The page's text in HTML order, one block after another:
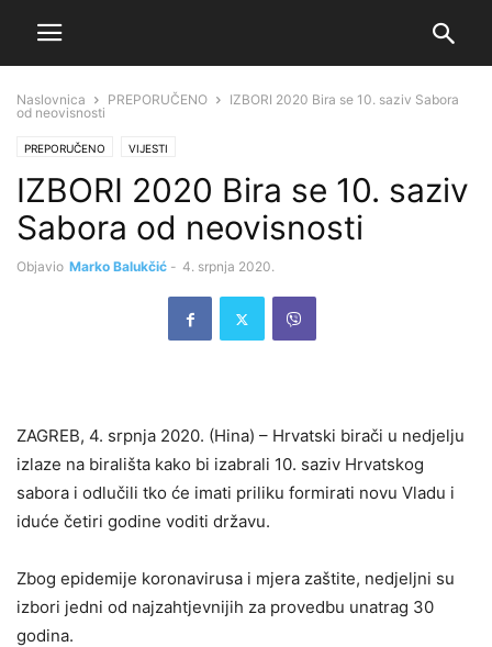
Naslovnica PREPORUČENO
IZBORI 2020 Bira se 10. saziv Sabora
od neovisnosti
PREPORUČENO VIJESTI
IZBORI 2020 Bira se 10. saziv
Sabora od neovisnosti
Objavio Marko Balukčić - 4. srpnja 2020.
ZAGREB, 4. srpnja 2020. (Hina) – Hrvatski birači u nedjelju
izlaze na birališta kako bi izabrali 10. saziv Hrvatskog
sabora i odlučili tko će imati priliku formirati novu Vladu i
iduće četiri godine voditi državu.
Zbog epidemije koronavirusa i mjera zaštite, nedjeljni su
izbori jedni od najzahtjevnijih za provedbu unatrag 30
godina.